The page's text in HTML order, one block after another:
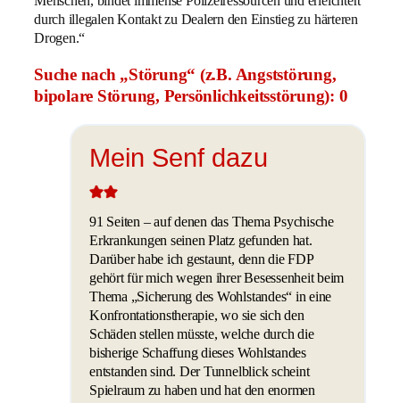
durch illegalen Kontakt zu Dealern den Einstieg zu härteren
Drogen.“
Suche nach „Störung“ (z.B. Angststörung,
bipolare Störung, Persönlichkeitsstörung): 0
Mein Senf dazu
91 Seiten – auf denen das Thema Psychische
Erkrankungen seinen Platz gefunden hat.
Darüber habe ich gestaunt, denn die FDP
gehört für mich wegen ihrer Besessenheit beim
Thema „Sicherung des Wohlstandes“ in eine
Konfrontationstherapie, wo sie sich den
Schäden stellen müsste, welche durch die
bisherige Schaffung dieses Wohlstandes
entstanden sind. Der Tunnelblick scheint
Spielraum zu haben und hat den enormen